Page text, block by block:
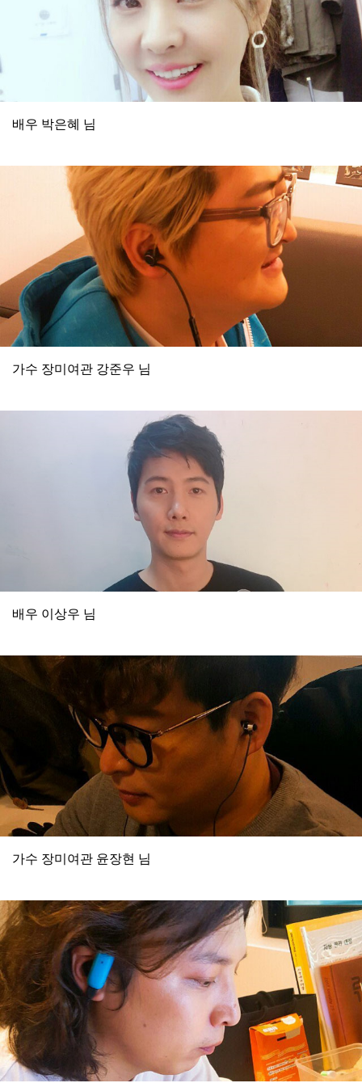
배우 박은혜 님
가수 장미여관 강준우 님
배우 이상우 님
가수 장미여관 윤장현 님